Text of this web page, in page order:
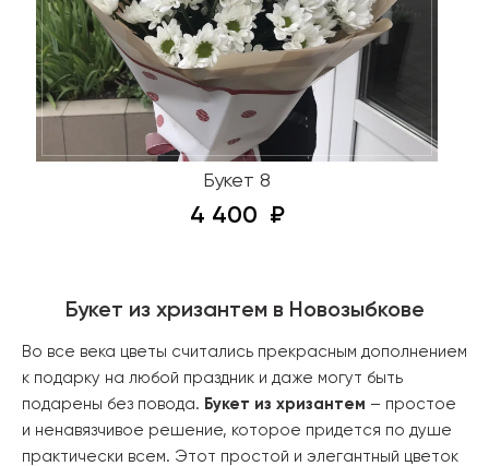
Букет 8
4 400
Букет из хризантем в Новозыбкове
Во все века цветы считались прекрасным дополнением
к подарку на любой праздник и даже могут быть
подарены без повода. Букет из хризантем – простое
и ненавязчивое решение, которое придется по душе
практически всем. Этот простой и элегантный цветок